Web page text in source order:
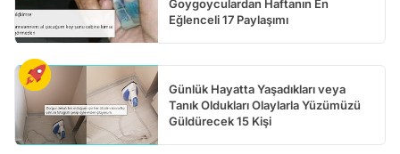
Goygoyculardan Haftanın En
Eğlenceli 17 Paylaşımı
Günlük Hayatta Yaşadıkları veya
Tanık Oldukları Olaylarla Yüzümüzü
Güldürecek 15 Kişi